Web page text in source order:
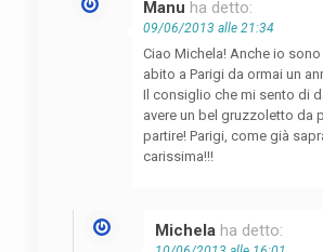
Manu ha detto:
09/06/2013 alle 21:34
Ciao Michela! Anche io
abito a Parigi da ormai un
Il consiglio che mi sento di
avere un bel gruzzoletto da
partire! Parigi, come già
carissima!!!
Michela ha detto: